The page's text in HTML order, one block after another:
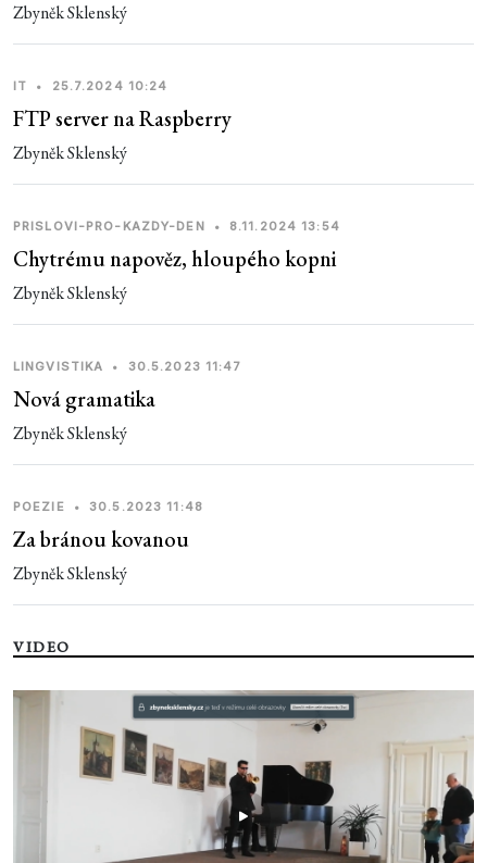
Zbyněk Sklenský
IT • 25.7.2024 10:24
FTP server na Raspberry
Zbyněk Sklenský
PRISLOVI-PRO-KAZDY-DEN • 8.11.2024 13:54
Chytrému napověz, hloupého kopni
Zbyněk Sklenský
LINGVISTIKA • 30.5.2023 11:47
Nová gramatika
Zbyněk Sklenský
POEZIE • 30.5.2023 11:48
Za bránou kovanou
Zbyněk Sklenský
VIDEO